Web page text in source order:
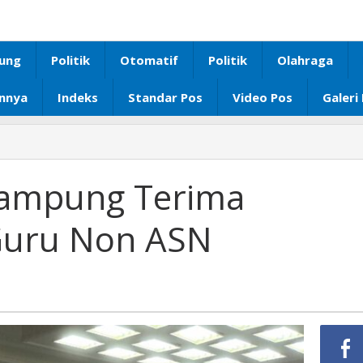
Politik Otomatif Politik Olahraga
Indeks Standar Pos Video Pos Galeri
V
Lampung
Terima
Aspirasi
Aliansi
Terima
Non ASN